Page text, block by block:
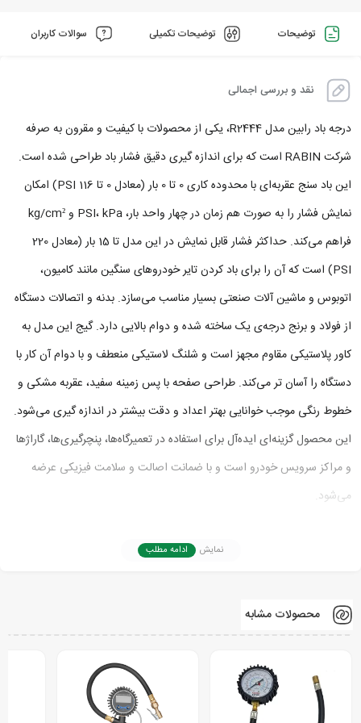
توضیحات توضیحات تکمیلی سوالات کاربران
نقد و بررسی اجمالی
درجه باد رابین مدل R2444، یکی از محصولات با کیفیت و مقرون‌ به‌ صرفه
شرکت RABIN است که برای اندازه‌ گیری دقیق فشار باد طراحی شده است.
این باد سنج عقربه‌ای با محدوده کاری 0 تا 0 بار (معادل 0 تا 116 PSI) امکان
نمایش فشار را به‌ صورت هم‌ زمان در چهار واحد بار، PSI، kPa و kg/cm²
فراهم می‌کند. حداکثر فشار قابل‌ نمایش در این مدل تا 15 بار (معادل 220
PSI) است که آن را برای باد کردن تایر خودروهای سنگین مانند کامیون،
اتوبوس و ماشین‌ آلات صنعتی بسیار مناسب می‌سازد. بدنه و اتصالات دستگاه
از فولاد و برنج درجه‌ی یک ساخته شده و دوام بالایی دارد. گیج این مدل به
کاور پلاستیکی مقاوم مجهز است و شلنگ لاستیکی منعطف و با دوام آن کار با
دستگاه را آسان‌ تر می‌کند. طراحی صفحه با پس‌ زمینه سفید، عقربه مشکی و
خطوط رنگی موجب خوانایی بهتر اعداد و دقت بیشتر در اندازه‌ گیری می‌شود.
این محصول گزینه‌ای ایده‌آل برای استفاده در تعمیرگاه‌ها، پنچرگیری‌ها، گاراژها
و مراکز سرویس خودرو است و با ضمانت اصالت و سلامت فیزیکی عرضه
می‌شود.
نمایش ادامه مطلب
محصولات مشابه